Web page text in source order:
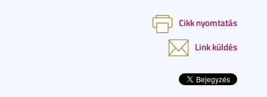
Cikk nyomtatás
Link küldés